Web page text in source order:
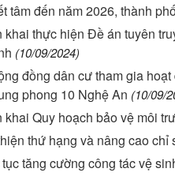
tâm đến năm 2026, thành
khai thực hiện Đề án tuyên
(10/09/2024)
đồng dân cư tham gia
phong 10 Nghệ An (10/09/
khai Quy hoạch bảo vệ môi
thứ hạng và nâng cao
tăng cường công tác vệ